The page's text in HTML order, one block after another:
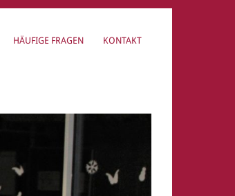
HÄUFIGE FRAGEN KONTAKT